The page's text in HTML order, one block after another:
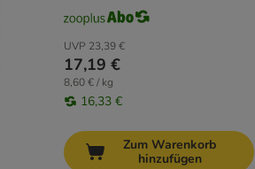
UVP 23,39 €
17,19 €
8,60 € / kg
16,33 €
Zum Warenkorb
hinzufügen